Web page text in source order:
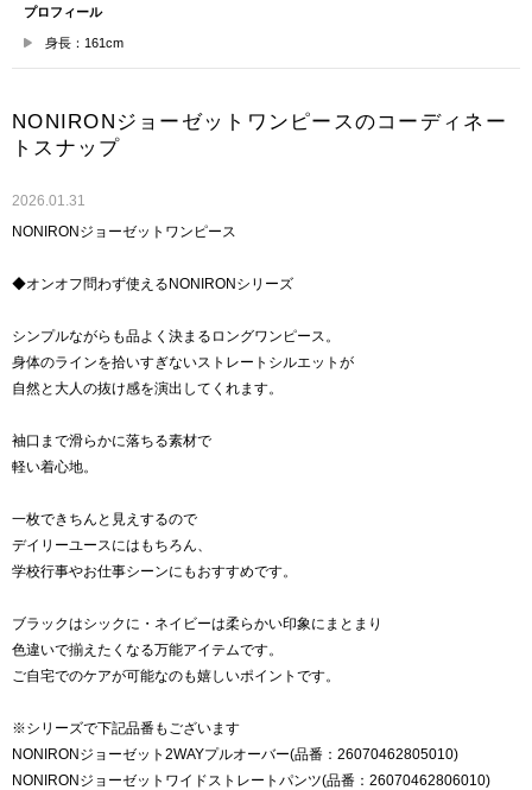
プロフィール
身長：161cm
NONIRONジョーゼットワンピースのコーディネー
トスナップ
2026.01.31
NONIRONジョーゼットワンピース
◆オンオフ問わず使えるNONIRONシリーズ
シンプルながらも品よく決まるロングワンピース。
身体のラインを拾いすぎないストレートシルエットが
自然と大人の抜け感を演出してくれます。
袖口まで滑らかに落ちる素材で
軽い着心地。
一枚できちんと見えするので
デイリーユースにはもちろん、
学校行事やお仕事シーンにもおすすめです。
ブラックはシックに・ネイビーは柔らかい印象にまとまり
色違いで揃えたくなる万能アイテムです。
ご自宅でのケアが可能なのも嬉しいポイントです。
※シリーズで下記品番もございます
NONIRONジョーゼット2WAYプルオーバー(品番：26070462805010)
NONIRONジョーゼットワイドストレートパンツ(品番：26070462806010)